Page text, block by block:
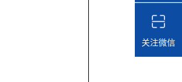
关注微信